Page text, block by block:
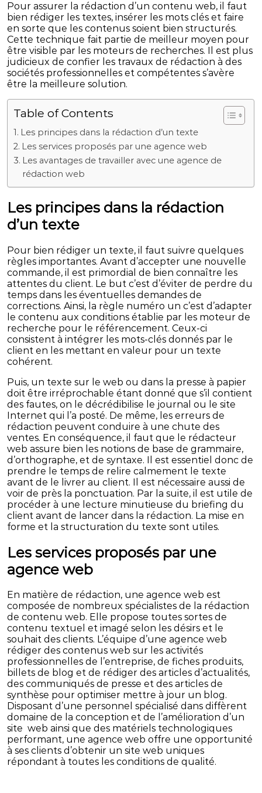
Pour assurer la rédaction d’un contenu web, il faut
bien rédiger les textes, insérer les mots clés et faire
en sorte que les contenus soient bien structurés.
Cette technique fait partie de meilleur moyen pour
être visible par les moteurs de recherches. Il est plus
judicieux de confier les travaux de rédaction à des
sociétés professionnelles et compétentes s’avère
être la meilleure solution.
Table of Contents
Les principes dans la rédaction d’un texte
Les services proposés par une agence web
Les avantages de travailler avec une agence de
rédaction web
Les principes dans la rédaction
d’un texte
Pour bien rédiger un texte, il faut suivre quelques
règles importantes. Avant d’accepter une nouvelle
commande, il est primordial de bien connaître les
attentes du client. Le but c’est d’éviter de perdre du
temps dans les éventuelles demandes de
corrections. Ainsi, la règle numéro un c’est d’adapter
le contenu aux conditions établie par les moteur de
recherche pour le référencement. Ceux-ci
consistent à intégrer les mots-clés donnés par le
client en les mettant en valeur pour un texte
cohérent.
Puis, un texte sur le web ou dans la presse à papier
doit être irréprochable étant donné que s’il contient
des fautes, on le décrédibilise le journal ou le site
Internet qui l’a posté. De même, les erreurs de
rédaction peuvent conduire à une chute des
ventes. En conséquence, il faut que le rédacteur
web assure bien les notions de base de grammaire,
d’orthographe, et de syntaxe. Il est essentiel donc de
prendre le temps de relire calmement le texte
avant de le livrer au client. Il est nécessaire aussi de
voir de près la ponctuation. Par la suite, il est utile de
procéder à une lecture minutieuse du briefing du
client avant de lancer dans la rédaction. La mise en
forme et la structuration du texte sont utiles.
Les services proposés par une
agence web
En matière de rédaction, une agence web est
composée de nombreux spécialistes de la rédaction
de contenu web. Elle propose toutes sortes de
contenu textuel et imagé selon les désirs et le
souhait des clients. L’équipe d’une agence web
rédiger des contenus web sur les activités
professionnelles de l’entreprise, de fiches produits,
billets de blog et de rédiger des articles d’actualités,
des communiqués de presse et des articles de
synthèse pour optimiser mettre à jour un blog.
Disposant d’une personnel spécialisé dans diffèrent
domaine de la conception et de l’amélioration d’un
site web ainsi que des matériels technologiques
performant, une agence web offre une opportunité
à ses clients d’obtenir un site web uniques
répondant à toutes les conditions de qualité.